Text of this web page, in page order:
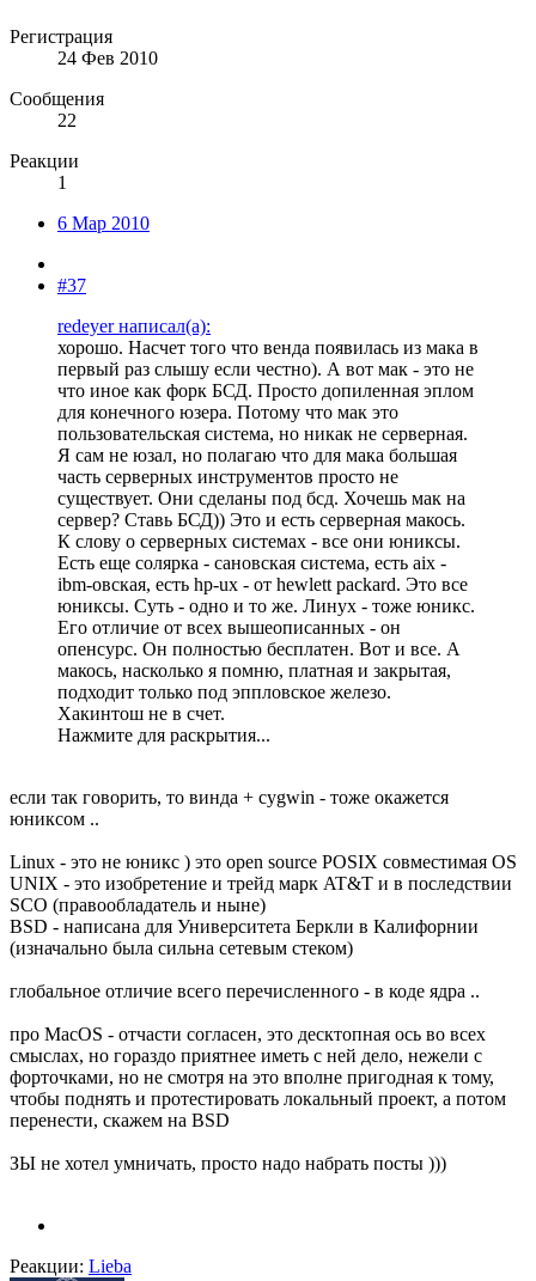
Регистрация
24 Фев 2010
Сообщения
22
Реакции
1
6 Мар 2010
#37
redeyer написал(а):
хорошо. Насчет того что венда появилась из мака в
первый раз слышу если честно). А вот мак - это не
что иное как форк БСД. Просто допиленная эплом
для конечного юзера. Потому что мак это
пользовательская система, но никак не серверная.
Я сам не юзал, но полагаю что для мака большая
часть серверных инструментов просто не
существует. Они сделаны под бсд. Хочешь мак на
сервер? Ставь БСД)) Это и есть серверная макось.
К слову о серверных системах - все они юниксы.
Есть еще солярка - сановская система, есть aix -
ibm-овская, есть hp-ux - от hewlett packard. Это все
юниксы. Суть - одно и то же. Линух - тоже юникс.
Его отличие от всех вышеописанных - он
опенсурс. Он полностью бесплатен. Вот и все. А
макось, насколько я помню, платная и закрытая,
подходит только под эппловское железо.
Хакинтош не в счет.
Нажмите для раскрытия...
если так говорить, то винда + cygwin - тоже окажется
юниксом ..
Linux - это не юникс ) это open source POSIX совместимая OS
UNIX - это изобретение и трейд марк AT&T и в последствии
SCO (правообладатель и ныне)
BSD - написана для Университета Беркли в Калифорнии
(изначально была сильна сетевым стеком)
глобальное отличие всего перечисленного - в коде ядра ..
про MacOS - отчасти согласен, это десктопная ось во всех
смыслах, но гораздо приятнее иметь с ней дело, нежели с
форточками, но не смотря на это вполне пригодная к тому,
чтобы поднять и протестировать локальный проект, а потом
перенести, скажем на BSD
ЗЫ не хотел умничать, просто надо набрать посты )))
Реакции: Lieba